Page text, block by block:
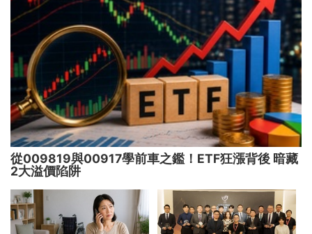
從009819與00917學前車之鑑！ETF狂漲背後 暗藏
2大溢價陷阱